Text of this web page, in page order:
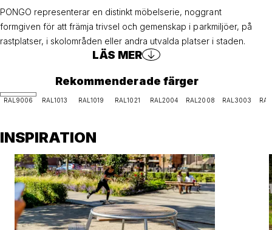
PONGO representerar en distinkt möbelserie, noggrant
formgiven för att främja trivsel och gemenskap i parkmiljöer, på
rastplatser, i skolområden eller andra utvalda platser i staden.
LÄS MER
Rekommenderade färger
RAL9006 RAL1013 RAL1019 RAL1021 RAL2004 RAL2008 RAL3003
INSPIRATION